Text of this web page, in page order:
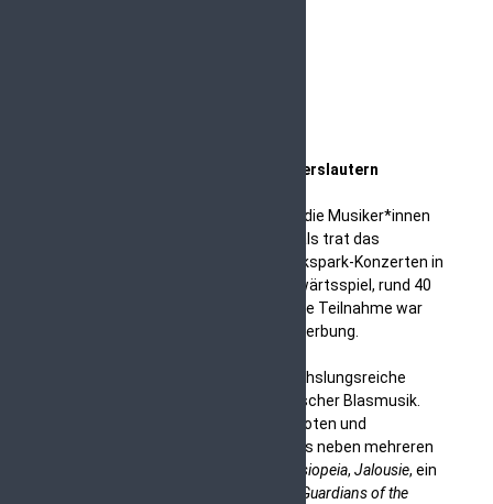
ConcertBoB zum ersten Mal in Kaiserslautern
Es war ein besonderer Vormittag für die Musiker*innen
und Musiker von ConcertBoB: Erstmals trat das
Orchester am 31. August bei den Volkspark-Konzerten in
Kaiserslautern auf – ein echtes Auswärtsspiel, rund 40
Kilometer von der Heimat entfernt. Die Teilnahme war
das Ergebnis einer erfolgreichen Bewerbung.
ConcertBoB präsentierte eine abwechslungsreiche
Mischung aus Filmmusik und sinfonischer Blasmusik.
Jochen Heringhaus führte mit Anekdoten und
Erklärungen durch das Programm, das neben mehreren
Cassiopeia, Jalousie, ein
Guardians of the